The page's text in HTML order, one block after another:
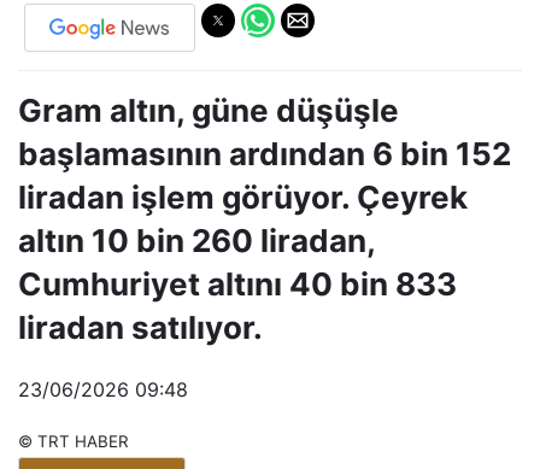
Gram altın, güne düşüşle
başlamasının ardından 6 bin 152
liradan işlem görüyor. Çeyrek
altın 10 bin 260 liradan,
Cumhuriyet altını 40 bin 833
liradan satılıyor.
23/06/2026 09:48
© TRT HABER